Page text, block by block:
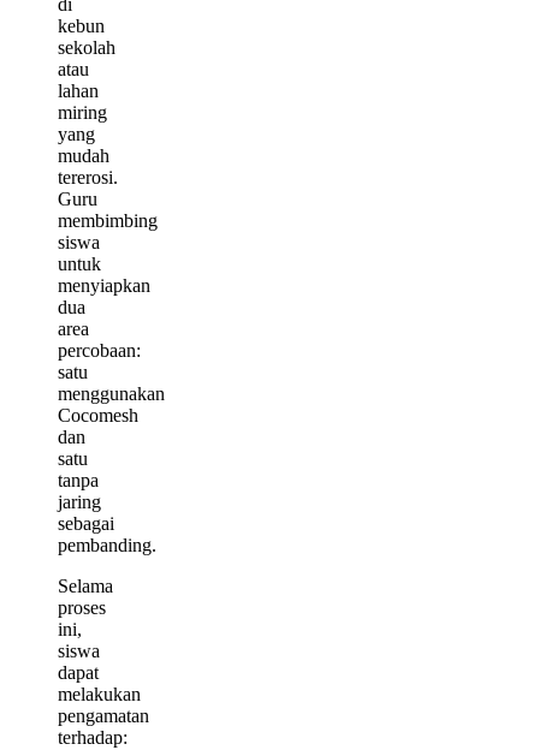
di
kebun
sekolah
atau
lahan
miring
yang
mudah
tererosi.
Guru
membimbing
siswa
untuk
menyiapkan
dua
area
percobaan:
satu
menggunakan
Cocomesh
dan
satu
tanpa
jaring
sebagai
pembanding.
Selama
proses
ini,
siswa
dapat
melakukan
pengamatan
terhadap: